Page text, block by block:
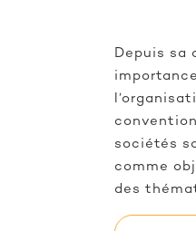
Depuis sa
sociétés
comme
des